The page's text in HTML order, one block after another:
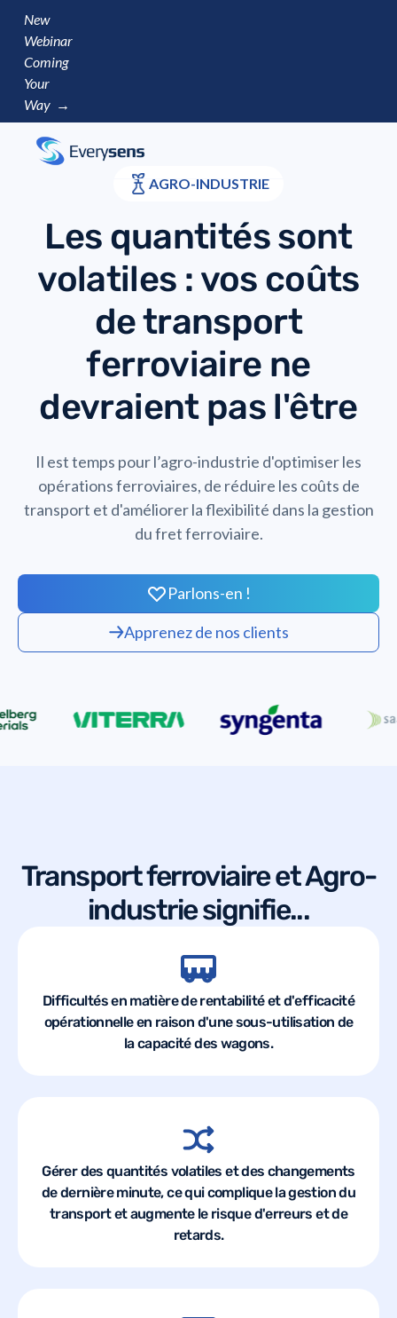
New
Webinar
Coming
Your
Way →
AGRO-INDUSTRIE
Les quantités sont
volatiles : vos coûts
de transport
ferroviaire ne
devraient pas l'être
Il est temps pour l’agro-industrie d'optimiser les
opérations ferroviaires, de réduire les coûts de
transport et d'améliorer la flexibilité dans la gestion
du fret ferroviaire.
Parlons-en !
Apprenez de nos clients
Transport ferroviaire etAgro-
industriesignifie...
Difficultés en matière de rentabilité et d'efficacité
opérationnelle en raison d'une sous-utilisation de
la capacité des wagons.
Gérer des quantités volatiles et des changements
de dernière minute, ce qui complique la gestion du
transport et augmente le risque d'erreurs et de
retards.